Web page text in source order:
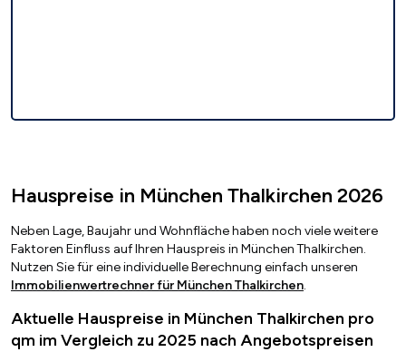
Hauspreise in München Thalkirchen 2026
Neben Lage, Baujahr und Wohnfläche haben noch viele weitere
Faktoren Einfluss auf Ihren Hauspreis in München Thalkirchen.
Nutzen Sie für eine individuelle Berechnung einfach unseren
Immobilienwertrechner für München Thalkirchen.
Aktuelle Hauspreise in München Thalkirchen pro
qm im Vergleich zu 2025 nach Angebotspreisen